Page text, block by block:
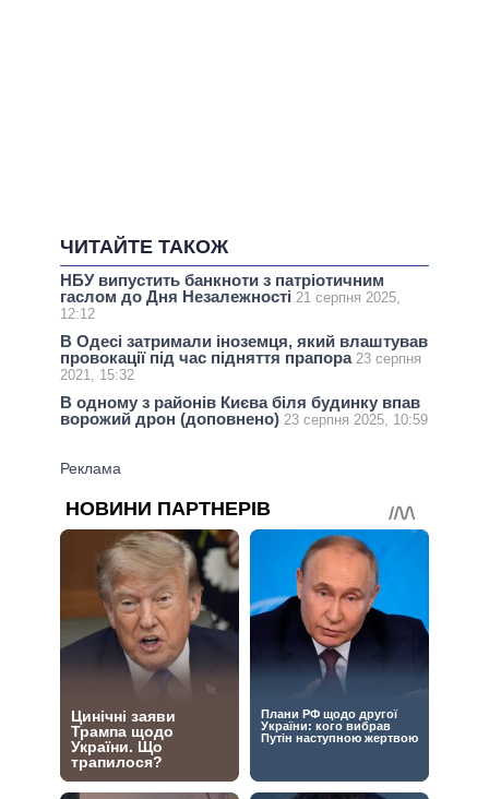
ЧИТАЙТЕ ТАКОЖ
НБУ випустить банкноти з патріотичним
гаслом до Дня Незалежності 21 серпня 2025,
12:12
В Одесі затримали іноземця, який влаштував
провокації під час підняття прапора 23 серпня
2021, 15:32
В одному з районів Києва біля будинку впав
ворожий дрон (доповнено) 23 серпня 2025, 10:59